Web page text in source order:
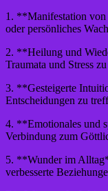
1. **Manifestation von
oder persönliches
2. **Heilung und
Traumata und Stress
3. **Gesteigerte
Entscheidungen zu
4. **Emotionales und
Verbindung zum
5. **Wunder im
verbesserte